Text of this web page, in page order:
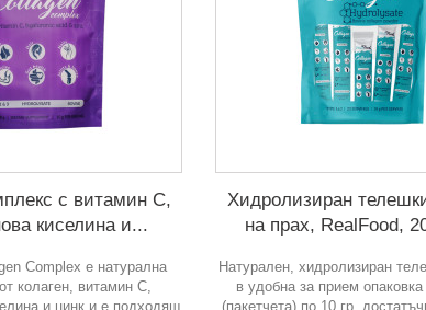
с витамин С,
киселина и...
Complex е натурална
колаген, витамин С,
и цинк и е подходящ
Хидролизиран
на прах, RealFood,
Натурален, хидролизиран
в удобна за прием опаковка
(пакетчета) по 10 гр,